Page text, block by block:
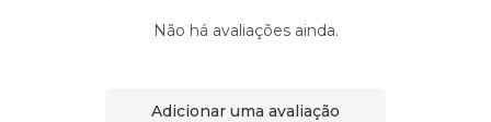
Não há avaliações ainda.
Adicionar uma avaliação